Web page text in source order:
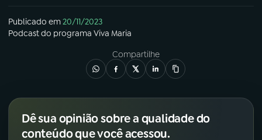
Publicado em20/11/2023
Podcastdo programa Viva Maria
Compartilhe
Dê sua opinião sobre a qualidade do
conteúdo que você acessou.